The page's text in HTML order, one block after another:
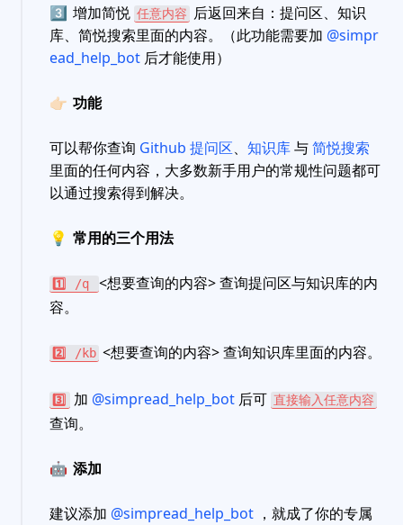
3️⃣ 增加简悦 任意内容
后返回来自：提问区、知识
库、简悦搜索里面的内容。（此功能需要加 @simpr
ead_help_bot 后才能使用）
👉🏻 功能
可以帮你查询 Github 提问区、 知识库与简悦搜索
里面的任何内容，大多数新手用户的常规性问题都可
以通过搜索得到解决。
💡 常用的三个用法
1️⃣ /q
<想要查询的内容> 查询提问区与知识库的内
容。
2️⃣ /kb <想要查询的内容> 查询知识库里面的内容。
3️⃣ 加 @simpread_help_bot 后可 直接输入任意内容
查询。
🤖 添加
建议添加 @simpread_help_bot ，就成了你的专属